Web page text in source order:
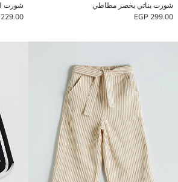
شورت بناتي بخصر مطاطي
299.00 EGP
شورت
229.00 EGP